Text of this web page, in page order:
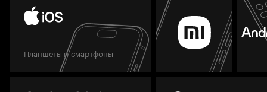
Планшеты и смартфоны